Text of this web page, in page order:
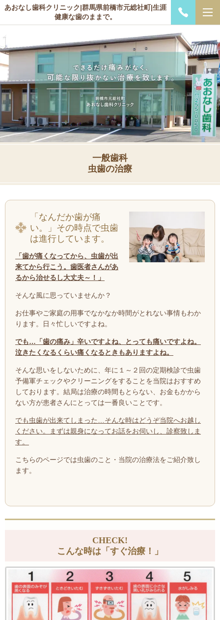
あおなし歯科クリニック|群馬県前橋市元総社町|生涯
健康な歯のままで。
一般歯科
虫歯の治療
「なんだか歯が痛
い。」その時点で虫歯
は進行しています。
「歯が痛くなってから、虫歯が出
来てから行こう。歯医者さんがあ
るから治せるし大丈夫～！」
そんな風に思っていませんか？
お仕事やご家庭の用事でなかなか時間がとれない事情もわか
ります。日々忙しいですよね。
でも…「歯の痛み」辛いですよね、とっても痛いですよね。
泣きたくなるくらい痛くなるときもありますよね。
そんな思いをしないために、年に１～２回の定期検診で虫歯
予備軍チェックやクリーニングをすることを当院はおすすめ
しております。結局は治療の時間もとらない、お金もかから
ない方が患者さんにとっては一番良いことです。
でも虫歯が出来てしまった…そんな時はどうぞ当院へお越し
ください。まずは親身になってお話をお伺いし、診察致しま
す。
こちらのページでは虫歯のこと・当院の治療法をご紹介致し
ます。
CHECK!
こんな時は「すぐ治療！」